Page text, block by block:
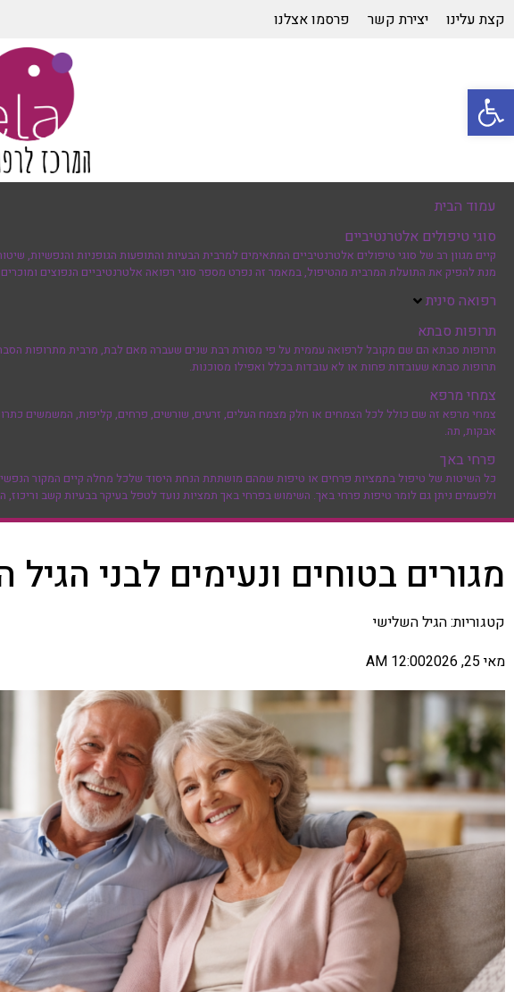
פתח סרגל נגישות
קצת עלינו יצירת קשר פרסמו אצלנו
עמוד הבית
סוגי טיפולים אלטרנטיביים
קיים מגוון רב של סוגי טיפולים אלטרנטיביים המתאימים למרבית הבעיות והתופעות הגופניות והנפשיות,
מנת להפיק את התועלת המרבית מהטיפול, במאמר זה נפרט מספר סוגי רפואה אלטרנטיביים הנפוצים
רפואה סינית
תרופות סבתא
תרופות סבתא הם שם מקובל לרפואה עממית על פי מסורת רבת שנים שעברה מאם לבת, מרבית מתרופות הסבתא
תרופות סבתא שעובדות פחות או לא עובדות בכלל ואפילו מסוכנות.
צמחי מרפא
צמחי מרפא זה שם כולל לכל הצמחים או חלק מצמח העלים, זרעים, שורשים, פרחים, קליפות, המשמשים
אבקות, תה.
פרחי באך
כל השיטות של טיפול בתמציות פרחים או טיפות שמהם מושתתת הנחת היסוד שלכל מחלה קיים המקור הנפשי
ולפעמים ניתן גם לומר טיפות פרחי באך. השימוש בפרחי באך תמציות נועד לטפל בעיקר בבעיות קשב
מגורים בטוחים ונעימים לבני
קטגוריות:הגיל השלישי
מאי 25, 2026
12:00 AM